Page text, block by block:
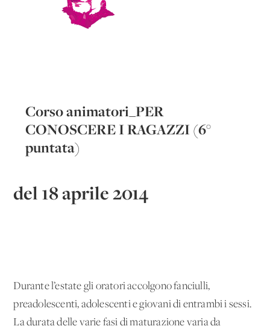
Corso animatori_PER
CONOSCERE I RAGAZZI (6°
puntata)
del 18 aprile 2014
Durante l’estate gli oratori accolgono fanciulli,
preadolescenti, adolescenti e giovani di entrambi i sessi.
La durata delle varie fasi di maturazione varia da